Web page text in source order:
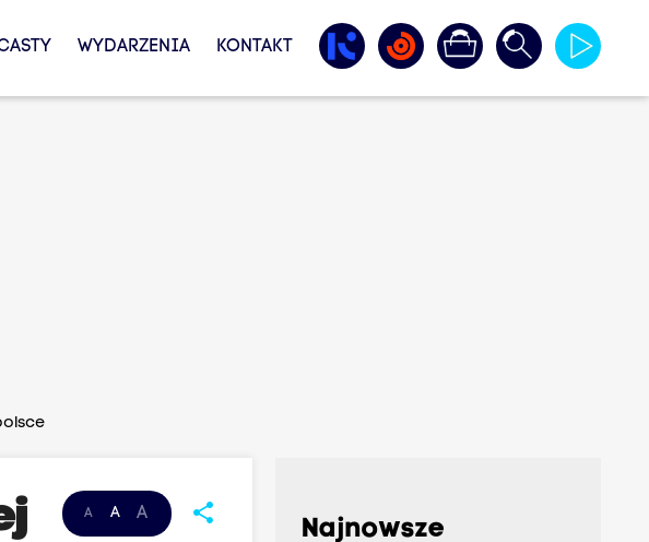
WYDARZENIA KONTAKT
A A A share
Najnowsze